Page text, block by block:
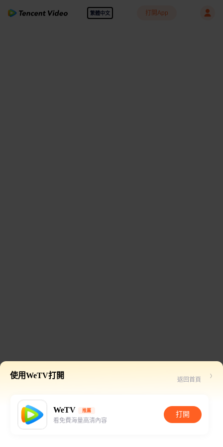
繁體中文 打開App
使用WeTV打開 返回首頁
WeTV 推薦
看免費海量高清內容
打開